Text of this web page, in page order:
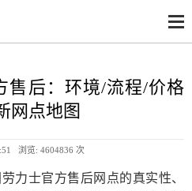
售后：环境/流程/价格
网点地图
浏览: 4604836 次
力士官方售后网点的真实性、